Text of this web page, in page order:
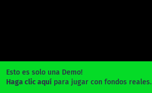
Esto es solo una Demo!
Haga clic aquí para jugar con fondos reales.